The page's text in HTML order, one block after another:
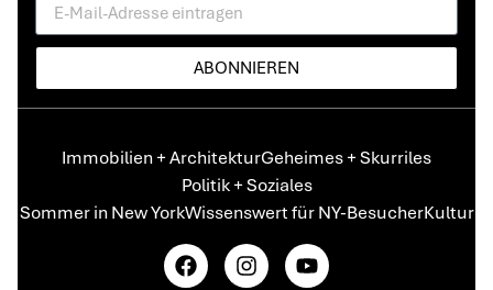
ABONNIEREN
Immobilien + ArchitekturGeheimes + Skurriles
Politik + Soziales
Sommer in New YorkWissenswert für NY-BesucherKultur